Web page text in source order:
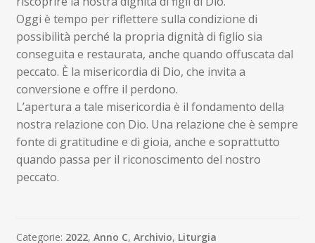
Oggi è tempo per riflettere sulla condizione di
possibilità perché la propria dignità di figlio sia
conseguita e restaurata, anche quando offuscata dal
peccato. È la misericordia di Dio, che invita a
conversione e offre il perdono.
L’apertura a tale misericordia è il fondamento della
nostra relazione con Dio. Una relazione che è sempre
fonte di gratitudine e di gioia, anche e soprattutto
quando passa per il riconoscimento del nostro
peccato.
Categorie: 2022, Anno C, Archivio, Liturgia